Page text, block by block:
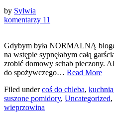
by Sylwia
komentarzy 11
Gdybym była NORMALNĄ
na wstępie sypnęłabym całą
zrobić domowy schab pieczony.
do spożywczego… Read More
Filed undercoś do chleba,
suszone pomidory, Uncategorized,
wieprzowina